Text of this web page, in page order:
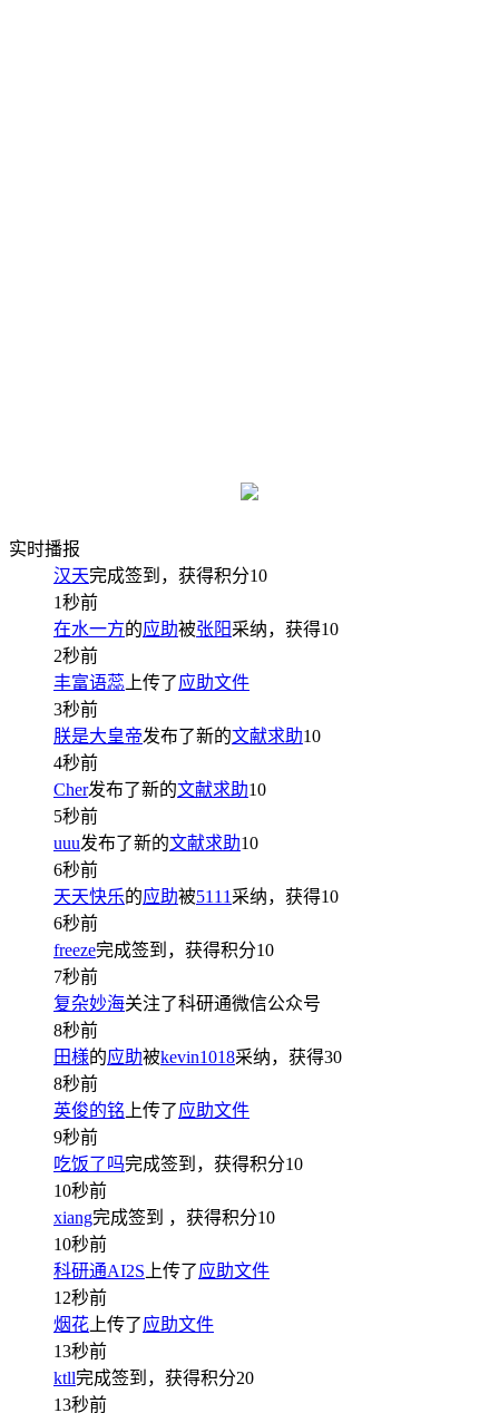
实时播报
汉天完成签到，获得积分10
1秒前
在水一方的应助被张阳采纳，获得10
2秒前
丰富语蕊上传了 应助文件
3秒前
朕是大皇帝发布了新的文献求助10
4秒前
Cher发布了新的文献求助10
5秒前
uuu发布了新的文献求助10
6秒前
天天快乐的应助被5111采纳，获得10
6秒前
freeze完成签到，获得积分10
7秒前
复杂妙海关注了科研通微信公众号
8秒前
田様的应助被kevin1018采纳，获得30
8秒前
英俊的铭上传了 应助文件
9秒前
吃饭了吗完成签到，获得积分10
10秒前
xiang完成签到 ，获得积分10
10秒前
科研通AI2S上传了 应助文件
12秒前
烟花上传了 应助文件
13秒前
ktll完成签到，获得积分20
13秒前